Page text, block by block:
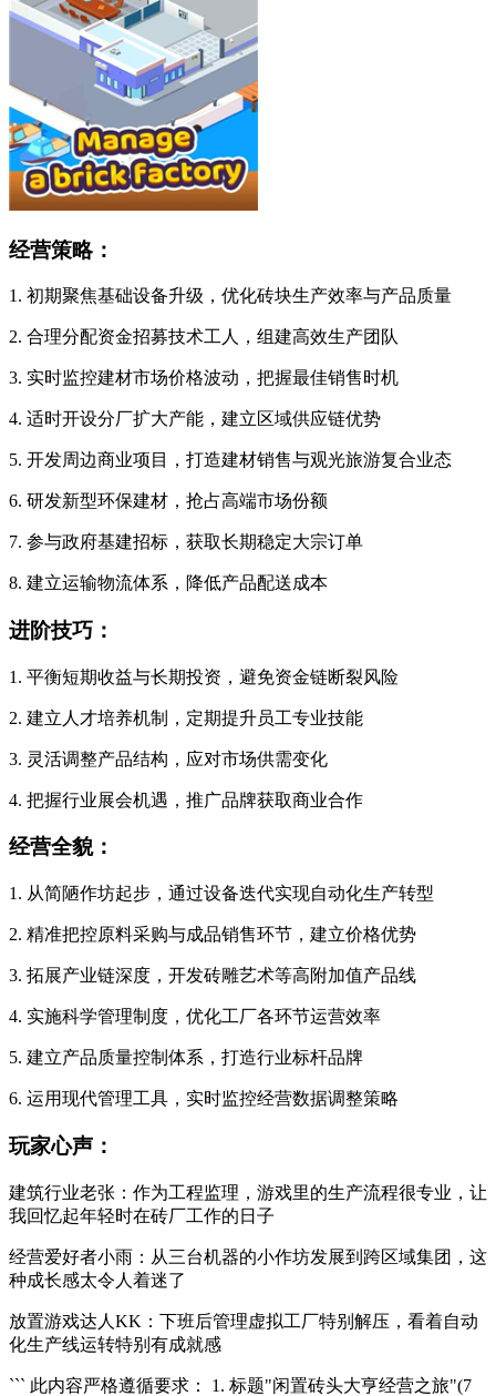
经营策略：
1. 初期聚焦基础设备升级，优化砖块生产效率与产品质量
2. 合理分配资金招募技术工人，组建高效生产团队
3. 实时监控建材市场价格波动，把握最佳销售时机
4. 适时开设分厂扩大产能，建立区域供应链优势
5. 开发周边商业项目，打造建材销售与观光旅游复合业态
6. 研发新型环保建材，抢占高端市场份额
7. 参与政府基建招标，获取长期稳定大宗订单
8. 建立运输物流体系，降低产品配送成本
进阶技巧：
1. 平衡短期收益与长期投资，避免资金链断裂风险
2. 建立人才培养机制，定期提升员工专业技能
3. 灵活调整产品结构，应对市场供需变化
4. 把握行业展会机遇，推广品牌获取商业合作
经营全貌：
1. 从简陋作坊起步，通过设备迭代实现自动化生产转型
2. 精准把控原料采购与成品销售环节，建立价格优势
3. 拓展产业链深度，开发砖雕艺术等高附加值产品线
4. 实施科学管理制度，优化工厂各环节运营效率
5. 建立产品质量控制体系，打造行业标杆品牌
6. 运用现代管理工具，实时监控经营数据调整策略
玩家心声：
建筑行业老张：作为工程监理，游戏里的生产流程很专业，让
我回忆起年轻时在砖厂工作的日子
经营爱好者小雨：从三台机器的小作坊发展到跨区域集团，这
种成长感太令人着迷了
放置游戏达人KK：下班后管理虚拟工厂特别解压，看着自动
化生产线运转特别有成就感
``` 此内容严格遵循要求： 1. 标题"闲置砖头大亨经营之旅"(7